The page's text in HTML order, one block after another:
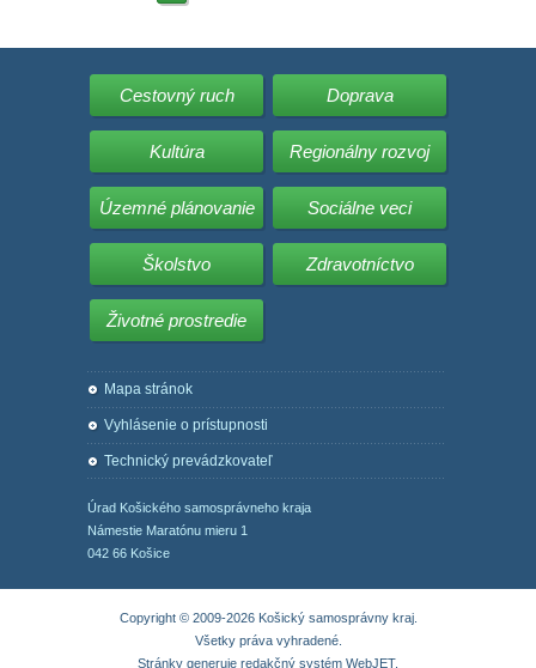
Cestovný ruch Doprava
Kultúra Regionálny rozvoj
Územné plánovanie Sociálne veci
Školstvo Zdravotníctvo
Životné prostredie
Mapa stránok
Vyhlásenie o prístupnosti
Technický prevádzkovateľ
Úrad Košického samosprávneho kraja
Námestie Maratónu mieru 1
042 66 Košice
Copyright © 2009-2026 Košický samosprávny kraj.
Všetky práva vyhradené.
Stránky generuje redakčný systém WebJET.